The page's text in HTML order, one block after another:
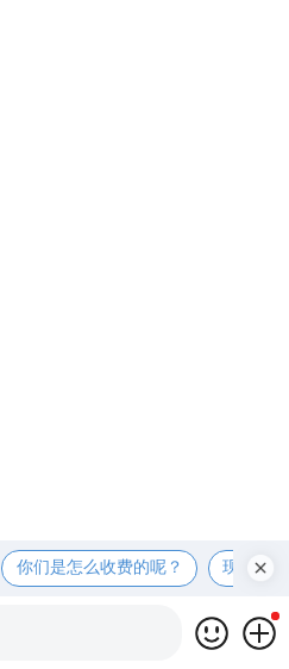
你们是怎么收费的呢？ 现在有